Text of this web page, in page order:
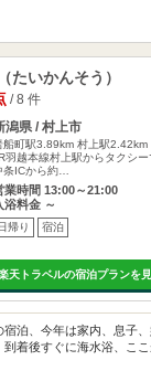
たいかんそう）
/ 8 件
潟県 / 村上市
船町駅3.89km 村上駅2.42km
羽越本線村上駅からタクシ
条ICから約…
業時間 13:00～21:00
浴料金 ～
帰り 宿泊
天トラベルの宿泊プランを
宿泊、今年は家内、息子
到着後すぐに海水浴、こ